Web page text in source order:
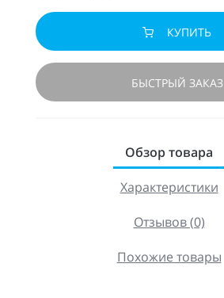
КУПИТЬ
БЫСТРЫЙ ЗАКАЗ
Обзор товара
Характеристики
Отзывов (0)
Похожие товары